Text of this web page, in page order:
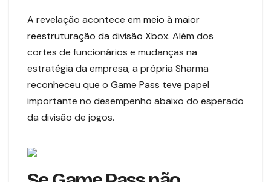
A revelação acontece em meio à maior
reestruturação da divisão Xbox. Além dos
cortes de funcionários e mudanças na
estratégia da empresa, a própria Sharma
reconheceu que o Game Pass teve papel
importante no desempenho abaixo do esperado
da divisão de jogos.